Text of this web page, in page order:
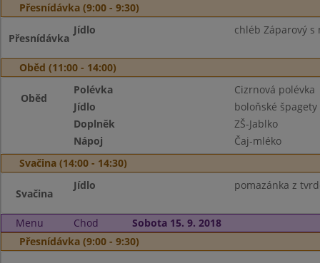
Přesnídávka (9:00 - 9:30)
Přesnídávka
Jídlo chléb Záparový s
Oběd (11:00 - 14:00)
Oběd
Polévka
Cizrnová polévka
Jídlo
boloňské
Doplněk
ZŠ-Jablko
Nápoj
Čaj-mléko
Svačina (14:00 - 14:30)
Svačina
Jídlo pomazánka z
Menu Chod
Sobota 15. 9. 2018
Přesnídávka (9:00 - 9:30)